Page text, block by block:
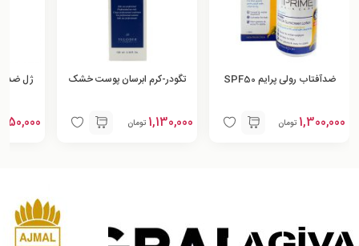
ضدآفتاب رولی پرایم SPF50
1,300,000 تومان
تگودر-کرم ابرسان پوست خشک
1,130,000 تومان